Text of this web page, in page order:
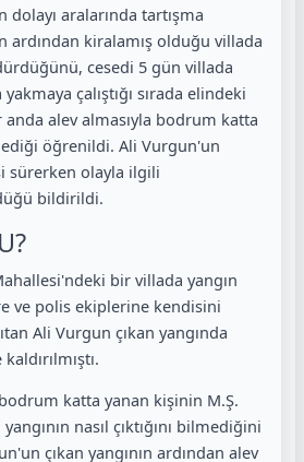
aralarında tartışma
ardından kiralamış olduğu villada
cesedi 5 gün villada
çalıştığı sırada elindeki
anda alev almasıyla bodrum katta
öğrenildi. Ali Vurgun'un
sürerken olayla ilgili
bildirildi.
bir villada yangın
ve polis ekiplerine kendisini
Ali Vurgun çıkan yangında
katta yanan kişinin M.Ş.
nasıl çıktığını bilmediğini
çıkan yangının ardından alev